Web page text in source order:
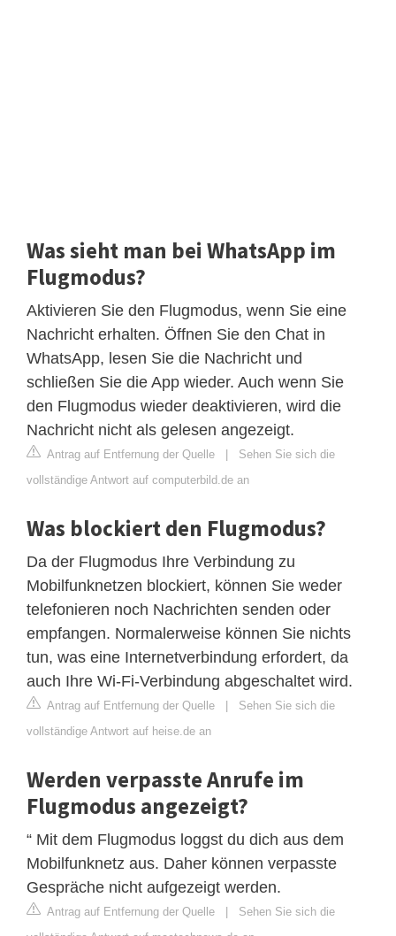
Was sieht man bei WhatsApp im
Flugmodus?
Aktivieren Sie den Flugmodus, wenn Sie eine
Nachricht erhalten. Öffnen Sie den Chat in
WhatsApp, lesen Sie die Nachricht und
schließen Sie die App wieder. Auch wenn Sie
den Flugmodus wieder deaktivieren, wird die
Nachricht nicht als gelesen angezeigt.
Antrag auf Entfernung der Quelle | Sehen Sie sich die
vollständige Antwort auf computerbild.de an
Was blockiert den Flugmodus?
Da der Flugmodus Ihre Verbindung zu
Mobilfunknetzen blockiert, können Sie weder
telefonieren noch Nachrichten senden oder
empfangen. Normalerweise können Sie nichts
tun, was eine Internetverbindung erfordert, da
auch Ihre Wi-Fi-Verbindung abgeschaltet wird.
Antrag auf Entfernung der Quelle | Sehen Sie sich die
vollständige Antwort auf heise.de an
Werden verpasste Anrufe im
Flugmodus angezeigt?
“ Mit dem Flugmodus loggst du dich aus dem
Mobilfunknetz aus. Daher können verpasste
Gespräche nicht aufgezeigt werden.
Antrag auf Entfernung der Quelle | Sehen Sie sich die